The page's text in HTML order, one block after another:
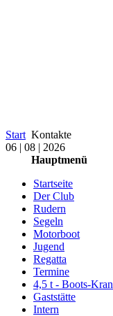
Start Kontakte
06 | 08 | 2026
Hauptmenü
Startseite
Der Club
Rudern
Segeln
Motorboot
Jugend
Regatta
Termine
4,5 t - Boots-Kran
Gaststätte
Intern